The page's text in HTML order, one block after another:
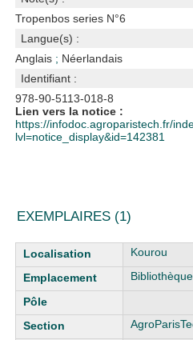
Tropenbos series N°6
Langue(s) :
Anglais ; Néerlandais
Identifiant :
978-90-5113-018-8
Lien vers la notice :
https://infodoc.agroparistech.fr/
lvl=notice_display&id=142381
EXEMPLAIRES (1)
Liste des exemplaires
Kourou
Bibliothèque